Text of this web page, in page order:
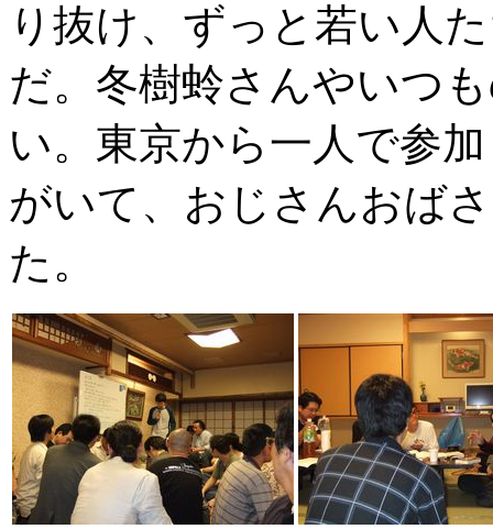
り抜け、ずっと若い人
だ。冬樹蛉さんやいつ
い。東京から一人で参
がいて、おじさんおば
た。